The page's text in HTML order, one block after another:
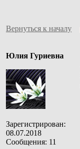
Вернуться к началу
Юлия Гуриевна
Зарегистрирован:
08.07.2018
Сообщения: 11